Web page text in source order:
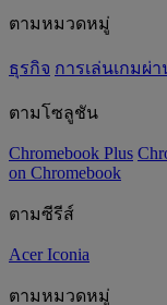
ตามหมวดหมู่
ธุรกิจ การเล่นเกมผ่
ตามโซลูชัน
Chromebook Plus
on Chromebook
ตามซีรีส์
Acer Iconia
ตามหมวดหมู่